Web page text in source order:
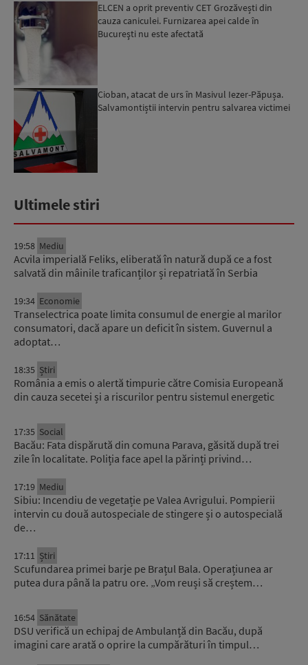
ELCEN a oprit preventiv CET Grozăvești din
cauza caniculei. Furnizarea apei calde în
Bucureşti nu este afectată
Cioban, atacat de urs în Masivul Iezer-Păpușa.
Salvamontiștii intervin pentru salvarea victimei
Ultimele stiri
19:58 Mediu
Acvila imperială Feliks, eliberată în natură după ce a fost
salvată din mâinile traficanților și repatriată în Serbia
19:34 Economie
Transelectrica poate limita consumul de energie al marilor
consumatori, dacă apare un deficit în sistem. Guvernul a
adoptat…
18:35 Știri
România a emis o alertă timpurie către Comisia Europeană
din cauza secetei și a riscurilor pentru sistemul energetic
17:35 Social
Bacău: Fata dispărută din comuna Parava, găsită după trei
zile în localitate. Poliția face apel la părinți privind…
17:19 Mediu
Sibiu: Incendiu de vegetație pe Valea Avrigului. Pompierii
intervin cu două autospeciale de stingere și o autospecială
de…
17:11 Știri
Scufundarea primei barje pe Brațul Bala. Operațiunea ar
putea dura până la patru ore. „Vom reuși să creștem…
16:54 Sănătate
DSU verifică un echipaj de Ambulanță din Bacău, după
imagini care arată o oprire la cumpărături în timpul…